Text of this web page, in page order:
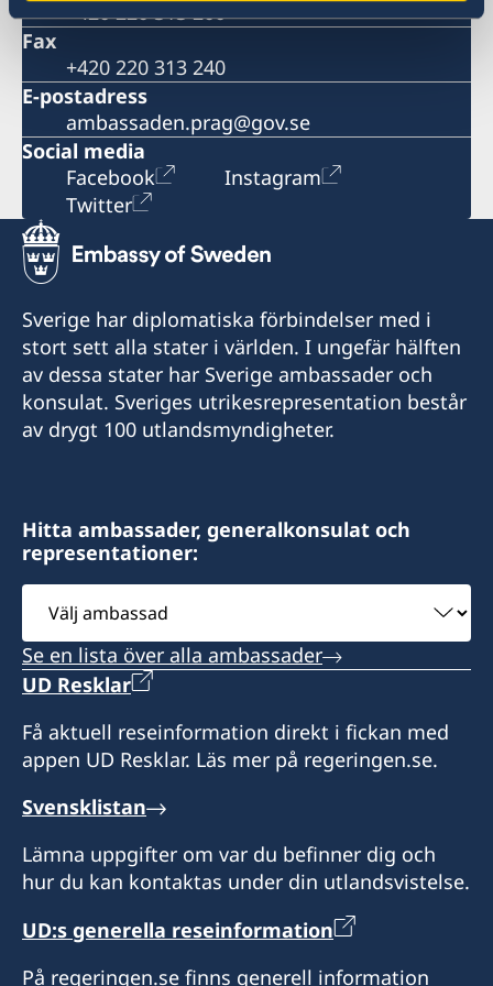
+420 220 313 200
Fax
+420 220 313 240
E-postadress
ambassaden.prag@gov.se
Social media
Facebook
Instagram
Twitter
Sverige har diplomatiska förbindelser med i
stort sett alla stater i världen. I ungefär hälften
av dessa stater har Sverige ambassader och
konsulat. Sveriges utrikesrepresentation består
av drygt 100 utlandsmyndigheter.
Hitta ambassader, generalkonsulat och
representationer:
ambassad
Se en lista över alla ambassader
UD Resklar
Få aktuell reseinformation direkt i fickan med
appen UD Resklar. Läs mer på regeringen.se.
Svensklistan
Lämna uppgifter om var du befinner dig och
hur du kan kontaktas under din utlandsvistelse.
UD:s generella reseinformation
På regeringen.se finns generell information